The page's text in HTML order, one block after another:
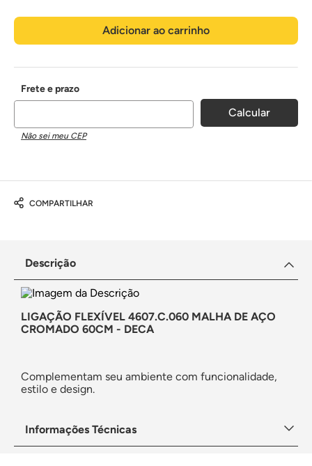
Adicionar ao carrinho
Não sei meu CEP
COMPARTILHAR
Descrição
LIGAÇÃO FLEXÍVEL 4607.C.060 MALHA DE AÇO
CROMADO 60CM - DECA
Complementam seu ambiente com funcionalidade,
estilo e design.
Informações Técnicas